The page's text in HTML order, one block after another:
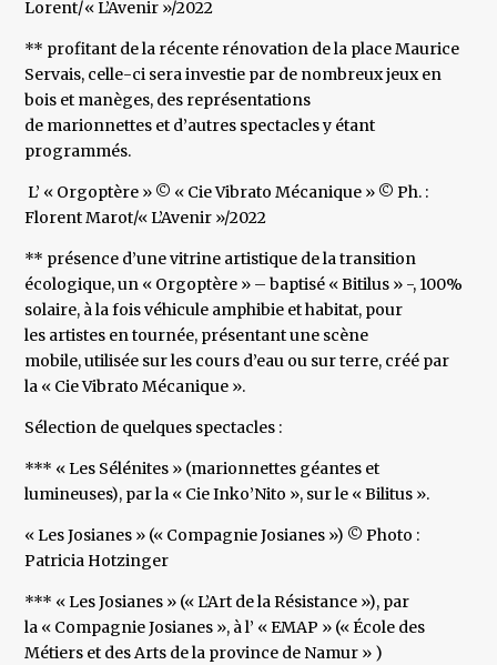
Lorent/ « L’Avenir »/2022
** profitant de la récente rénovation de la place Maurice
Servais, celle-ci sera investie par de nombreux jeux en
bois et manèges, des représentations
de marionnettes et d’autres spectacles y étant
programmés.
L’ « Orgoptère » © « Cie Vibrato Mécanique » © Ph. :
Florent Marot/« L’Avenir »/2022
** présence d’une vitrine artistique de la transition
écologique, un « Orgoptère » – baptisé « Bitilus » -, 100%
solaire, à la fois véhicule amphibie et habitat, pour
les artistes en tournée, présentant une scène
mobile, utilisée sur les cours d’eau ou sur terre, créé par
la « Cie Vibrato Mécanique ».
Sélection de quelques spectacles :
*** « Les Sélénites » (marionnettes géantes et
lumineuses), par la « Cie Inko’Nito », sur le « Bilitus ».
« Les Josianes » (« Compagnie Josianes ») © Photo :
Patricia Hotzinger
*** « Les Josianes » (« L’Art de la Résistance »), par
la « Compagnie Josianes », à l’ « EMAP » (« École des
Métiers et des Arts de la province de Namur » )